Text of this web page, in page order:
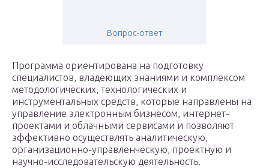
Вопрос-ответ
Программа ориентирована на подготовку
специалистов, владеющих знаниями и комплексом
методологических, технологических и
инструментальных средств, которые направлены на
управление электронным бизнесом, интернет-
проектами и облачными сервисами и позволяют
эффективно осуществлять аналитическую,
организационно-управленческую, проектную и
научно-исследовательскую деятельность.